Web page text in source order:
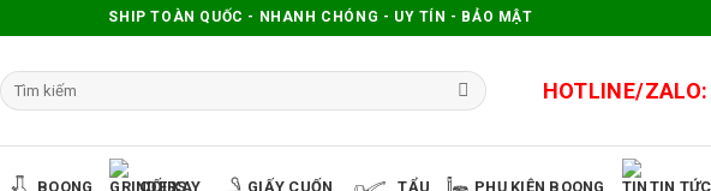
SHIP TOÀN QUỐC - NHANH CHÓNG - UY TÍN - BẢO MẬT
Tìm
kiếm:
HOTLINE/ZALO:
BOONG CỐI XAY GIẤY CUỐN TẨU PHỤ KIỆN BOONG TIN TỨC